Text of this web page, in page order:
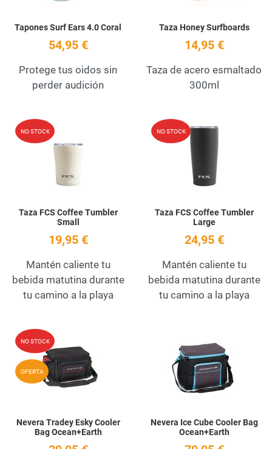
Tapones Surf Ears 4.0 Coral
54,95 €
Protege tus oidos sin
perder audición
Taza Honey Surfboards
14,95 €
Taza de acero esmaltado
300ml
NO STOCK Add to Wishlist
Taza FCS Coffee Tumbler
Small
19,95 €
Mantén caliente tu
bebida matutina durante
tu camino a la playa
NO STOCK
Taza FCS Coffee Tumbler
Large
24,95 €
Mantén caliente tu
bebida matutina durante
tu camino a la playa
NO STOCK
OFERTA
Quick View
Nevera Tradey Esky Cooler
Bag Ocean+Earth
Nevera Ice Cube Cooler Bag
Ocean+Earth